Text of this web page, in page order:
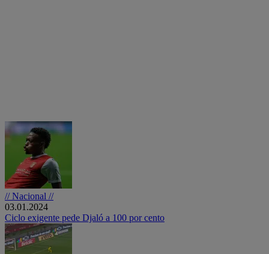
// Nacional //
03.01.2024
Ciclo exigente pede Djaló a 100 por cento